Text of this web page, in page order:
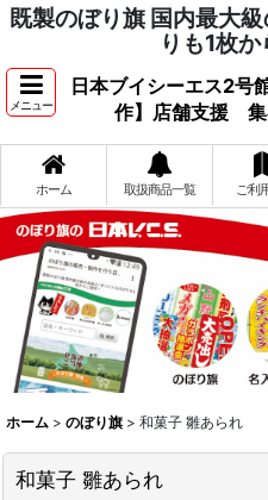
既製のぼり旗 国内最大
りも1枚か
メニュー
日本ブイシーエス2号
作】店舗支援
ホーム 取扱商品一覧 ご利
ホーム > のぼり旗 > 和菓子 雛あられ
和菓子 雛あられ